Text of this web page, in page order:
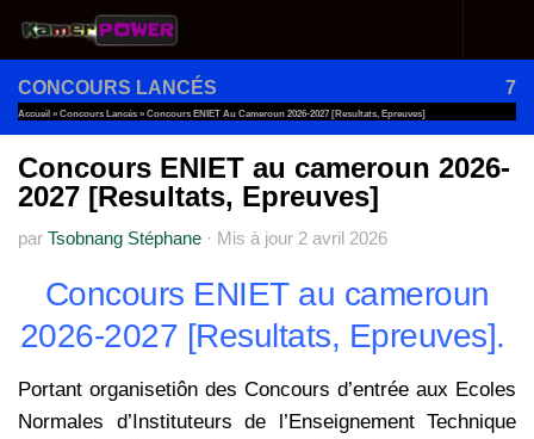
Au dessous du contenu
CONCOURS LANCÉS 7
Accueil » Concours Lancés » Concours ENIET Au Cameroun 2026-2027 [Resultats, Epreuves]
Concours ENIET au cameroun 2026-
2027 [Resultats, Epreuves]
par Tsobnang Stéphane · Mis à jour 2 avril 2026
Concours ENIET au cameroun
2026-2027 [Resultats, Epreuves].
Portant organisetiôn des Concours d’entrée aux Ecoles
Normales d’Instituteurs de l’Enseignement Technique